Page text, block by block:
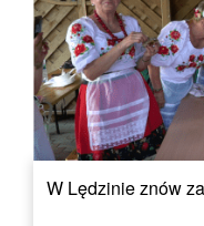
W Lędzinie znów